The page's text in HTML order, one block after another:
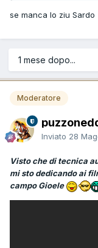
se manca lo ziu Sardo
1 mese dopo...
Moderatore
Inviato 28
Visto che di tecnica
mi sto dedicando ai
campo Gioele